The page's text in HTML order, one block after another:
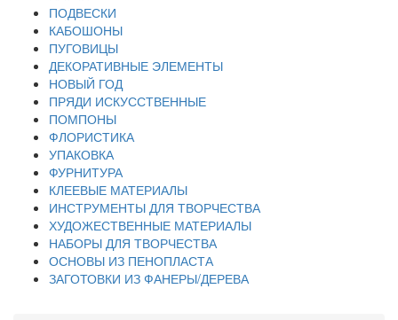
ПОДВЕСКИ
КАБОШОНЫ
ПУГОВИЦЫ
ДЕКОРАТИВНЫЕ ЭЛЕМЕНТЫ
НОВЫЙ ГОД
ПРЯДИ ИСКУССТВЕННЫЕ
ПОМПОНЫ
ФЛОРИСТИКА
УПАКОВКА
ФУРНИТУРА
КЛЕЕВЫЕ МАТЕРИАЛЫ
ИНСТРУМЕНТЫ ДЛЯ ТВОРЧЕСТВА
ХУДОЖЕСТВЕННЫЕ МАТЕРИАЛЫ
НАБОРЫ ДЛЯ ТВОРЧЕСТВА
ОСНОВЫ ИЗ ПЕНОПЛАСТА
ЗАГОТОВКИ ИЗ ФАНЕРЫ/ДЕРЕВА